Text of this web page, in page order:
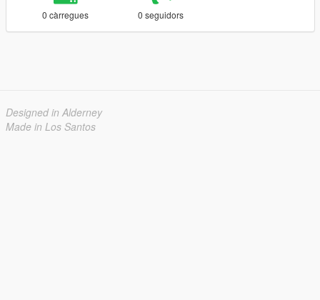
0 càrregues 0 seguidors
Designed in Alderney
Made in Los Santos